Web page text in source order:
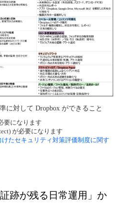
に対して Dropbox ができること
要になります
が必要になります
たセキュリティ対策評価制度に関す
跡が残る日常運用」か